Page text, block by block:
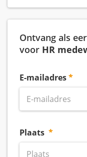
Ontvang als
voor HR
E-mailadres
Plaats